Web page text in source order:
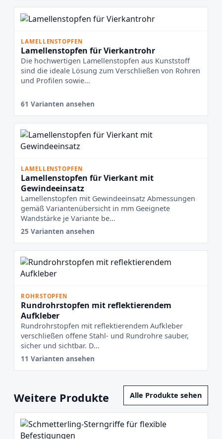
LAMELLENSTOPFEN
Lamellenstopfen für Vierkantrohr
Die hochwertigen Lamellenstopfen aus Kunststoff
sind die ideale Lösung zum Verschließen von Rohren
und Profilen sowie...
61 Varianten ansehen
LAMELLENSTOPFEN
Lamellenstopfen für Vierkant mit
Gewindeeinsatz
Lamellenstopfen mit Gewindeeinsatz Abmessungen
gemäß Variantenübersicht in mm Geeignete
Wandstärke je Variante be...
25 Varianten ansehen
ROHRSTOPFEN
Rundrohrstopfen mit reflektierendem
Aufkleber
Rundrohrstopfen mit reflektierendem Aufkleber
verschließen offene Stahl- und Rundrohre sauber,
sicher und sichtbar. D...
11 Varianten ansehen
Weitere Produkte Alle Produkte sehen